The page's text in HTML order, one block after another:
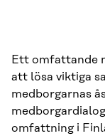
Ett omfattande
att lösa viktiga
medborgarnas
omfattning i